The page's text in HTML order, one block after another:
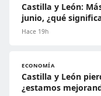
Castilla y León:
junio, ¿qué
Hace 19h
ECONOMÍA
Castilla y León
¿estamos